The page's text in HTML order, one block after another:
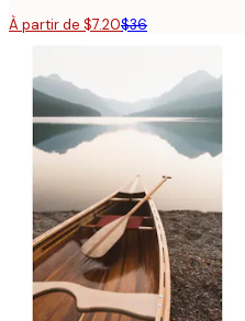
À partir de $7.20$36